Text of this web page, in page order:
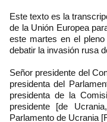
Este texto es la
de la Unión Europea
este martes en el
debatir la invasión rusa
Señor presidente del
presidenta del
presidenta de la
presidente [de
Parlamento de Ucrania